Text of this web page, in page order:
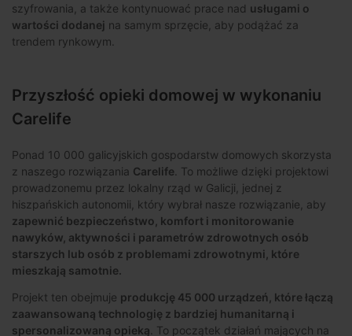
szyfrowania, a także kontynuować prace nad usługami o
wartości dodanej na samym sprzęcie, aby podążać za
trendem rynkowym.
Przyszłość opieki domowej w wykonaniu
Carelife
Ponad 10 000 galicyjskich gospodarstw domowych skorzysta
z naszego rozwiązania Carelife . To możliwe dzięki projektowi
prowadzonemu przez lokalny rząd w Galicji, jednej z
hiszpańskich autonomii, który wybrał nasze rozwiązanie, aby
zapewnić bezpieczeństwo, komfort i monitorowanie
nawyków, aktywności i parametrów zdrowotnych osób
starszych lub osób z problemami zdrowotnymi, które
mieszkają samotnie.
Projekt ten obejmuje produkcję 45 000 urządzeń, które łączą
zaawansowaną technologię z bardziej humanitarną i
spersonalizowaną opieką . To początek działań mających na